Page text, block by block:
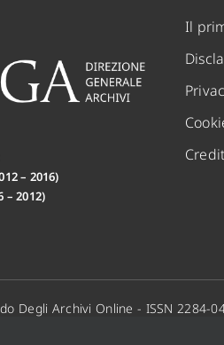
– 2016)
2012)
Il
Degli Archivi Online - ISSN 2284-